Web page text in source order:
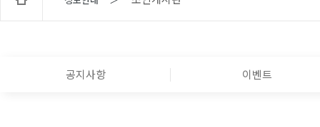
공지사항 이벤트